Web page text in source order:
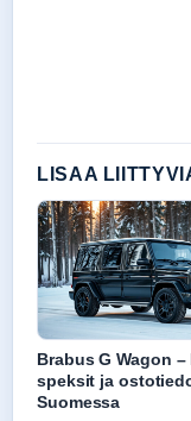
LISAA
Brabus G Wagon –
speksit ja
Suomessa